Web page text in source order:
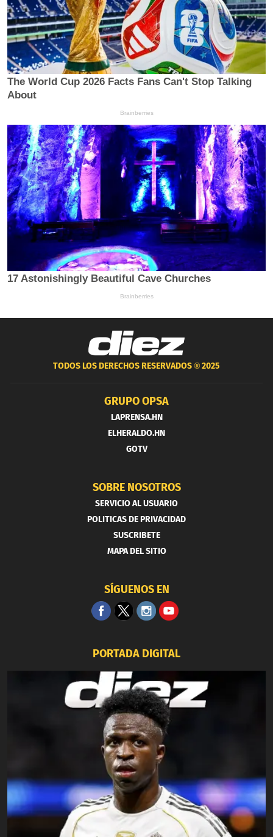
TODOS LOS DERECHOS RESERVADOS ®2025
GRUPO OPSA
LAPRENSA.HN
ELHERALDO.HN
GOTV
SOBRE NOSOTROS
SERVICIO AL USUARIO
POLITICAS DE PRIVACIDAD
SUSCRIBETE
MAPA DEL SITIO
SÍGUENOS EN
PORTADA DIGITAL